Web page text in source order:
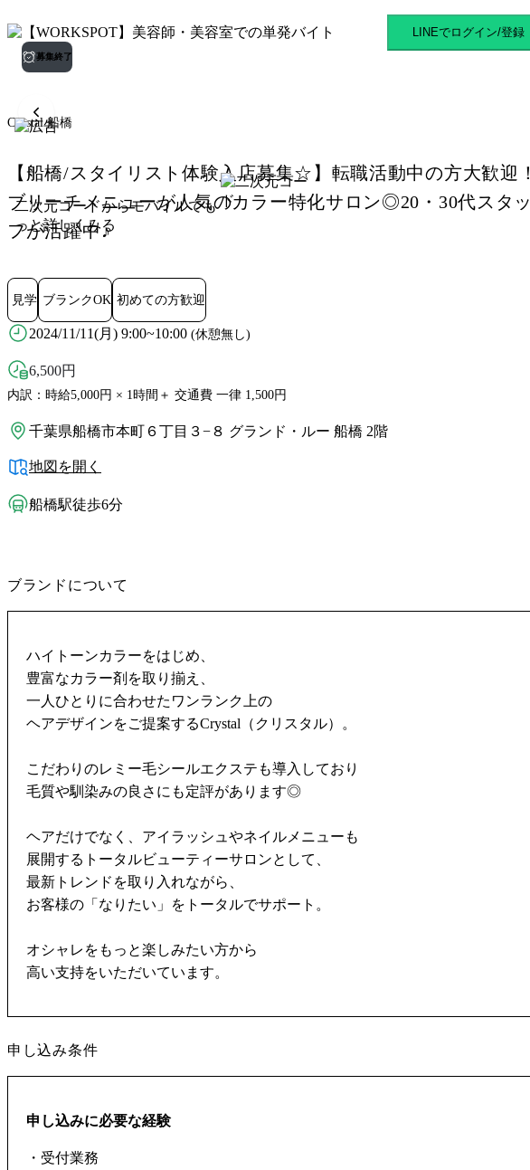
二次元コードからモバイルでも
っと詳しくみる
Crystal 船橋 船橋駅のスキマバイトLINEでログイン/登録
募集終了
Crystal 船橋
【船橋/スタイリスト体験入店募集☆】転職活動中の方大歓迎！
ブリーチメニューが人気のカラー特化サロン◎20・30代スタッ
フが活躍中♪
見学 ブランクOK 初めての方歓迎
2024/11/11(月) 9:00~10:00 (休憩無し)
6,500円
内訳：時給5,000円 × 1時間＋ 交通費 一律 1,500円
千葉県船橋市本町６丁目３−８ グランド・ルー 船橋 2階
地図を開く
船橋駅徒歩6分
ブランドについて
ハイトーンカラーをはじめ、
豊富なカラー剤を取り揃え、
一人ひとりに合わせたワンランク上の
ヘアデザインをご提案するCrystal（クリスタル）。
こだわりのレミー毛シールエクステも導入しており
毛質や馴染みの良さにも定評があります◎
ヘアだけでなく、アイラッシュやネイルメニューも
展開するトータルビューティーサロンとして、
最新トレンドを取り入れながら、
お客様の「なりたい」をトータルでサポート。
オシャレをもっと楽しみたい方から
高い支持をいただいています。
申し込み条件
申し込みに必要な経験
・受付業務